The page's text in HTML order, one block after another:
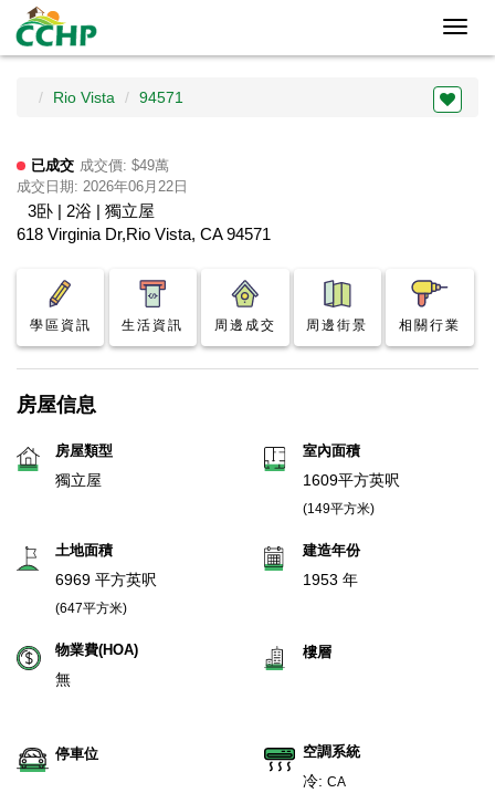
Rio Vista 94571
已成交 成交價: $49萬
成交日期: 2026年06月22日
3卧 | 2浴 | 獨立屋
618 Virginia Dr,Rio Vista, CA 94571
學區資訊 生活資訊 周邊成交 周邊街景 相關行業
房屋信息
房屋類型
獨立屋
室內面積
1609平方英呎
(149平方米)
土地面積
6969 平方英呎
(647平方米)
建造年份
1953 年
物業費(HOA)
無
樓層
停車位 空調系統
冷: CA